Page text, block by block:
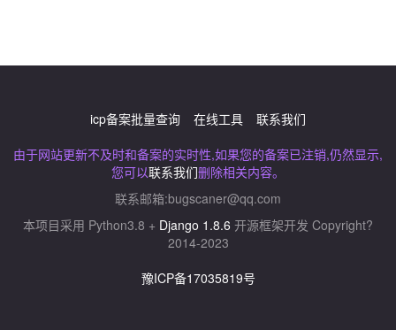
icp备案批量查询 在线工具
联系我们
由于网站更新不及时和备案的实时性,如果您的备案已注销,仍然显示,
您可以联系我们删除相关内容。
联系邮箱:bugscaner@qq.com
本项目采用 Python3.8 + Django 1.8.6 开源框架开发 Copyright?
2014-2023
豫ICP备17035819号